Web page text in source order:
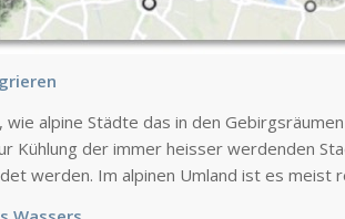
alpine Städte das in den
Kühlung der immer heisser werdenden
werden. Im alpinen Umland ist es meist